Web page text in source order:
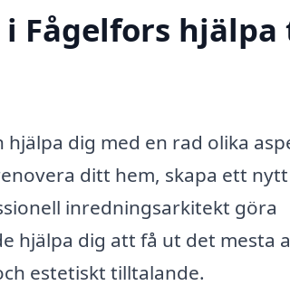
Fågelfors
dig med en rad olika
ditt hem, skapa ett nytt
inredningsarkitekt göra
hjälpa dig att få ut det mesta
estetiskt tilltalande.